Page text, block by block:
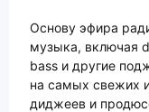
Основу эфира
музыка, включая
bass и другие
на самых свежих
диджеев и